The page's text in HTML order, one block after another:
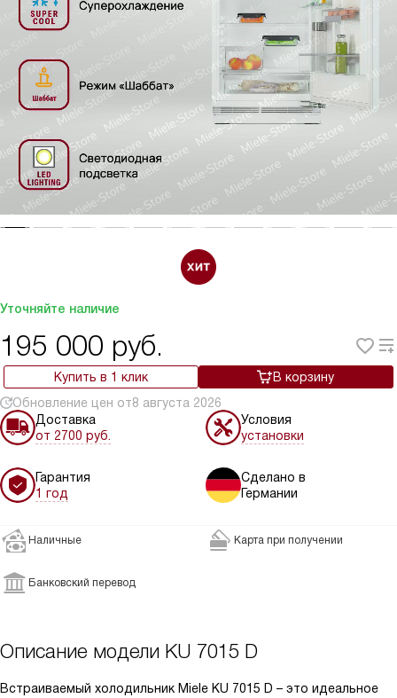
Уточняйте наличие
195 000 руб.
Купить в 1 клик
В корзину
Обновление цен от8 августа 2026
Доставка
от 2700 руб.
Условия
установки
Гарантия
1 год
Сделано в
Германии
Наличные Карта при получении
Банковский перевод
Описание модели KU 7015 D
Встраиваемый холодильник Miele KU 7015 D – это идеальное